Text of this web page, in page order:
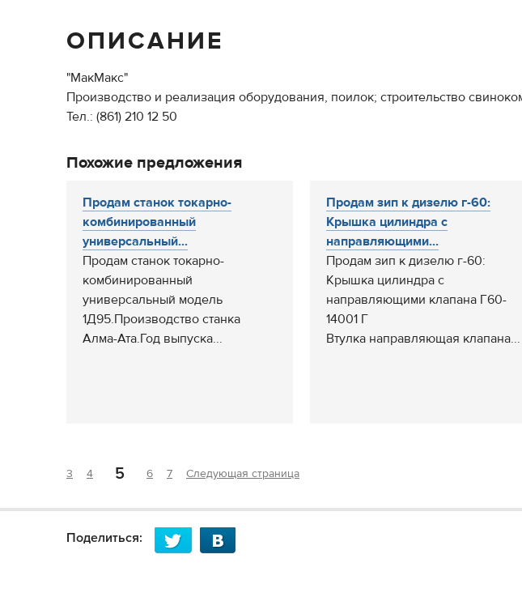
ОПИСАНИЕ
"МакМакс"
Производство и реализация оборудования, поилок; строительство
Тел.: (861) 210 12 50
Похожие предложения
Продам станок токарно-
комбинированный
универсальный...
Продам станок токарно-
комбинированный
универсальный модель
1Д95.Производство станка
Алма-Ата.Год выпуска...
Продам зип к дизелю г-60:
Крышка цилиндра с
направляющими...
Продам зип к дизелю г-60:
Крышка цилиндра с
направляющими клапана Г60-
14001 Г
Втулка направляющая клапана...
3 4 5 6 7 Следующая страница
Поделиться: